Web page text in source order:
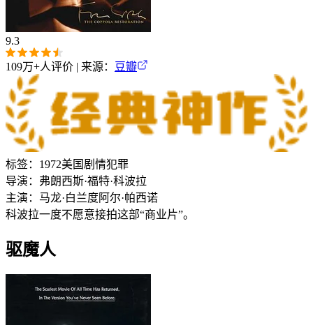
9.3
109万+人评价 | 来源： 豆瓣
标签： 1972美国 剧情犯罪
导演： 弗朗西斯·福特·科波拉
主演： 马龙·白兰度阿尔·帕西诺
科波拉一度不愿意接拍这部“商业片”。
驱魔人